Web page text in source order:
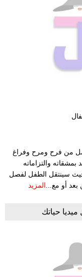
من فرح ومرح وفراغ
بمشقاته والتزاماته
سينتقل الطفل لفصل
بعد أو مع... المزيد
حياتك